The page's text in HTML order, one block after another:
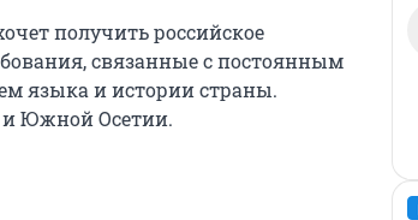
получить российское
связанные с постоянным
языка и истории страны.
и Южной Осетии.